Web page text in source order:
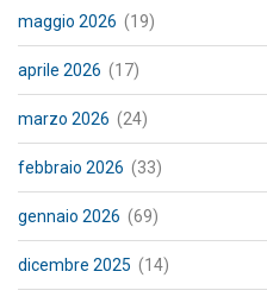
maggio 2026 (19)
aprile 2026 (17)
marzo 2026 (24)
febbraio 2026 (33)
gennaio 2026 (69)
dicembre 2025 (14)